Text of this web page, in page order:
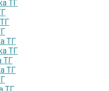
ТГ
ТГ
ТГ
ТГ
ТГ